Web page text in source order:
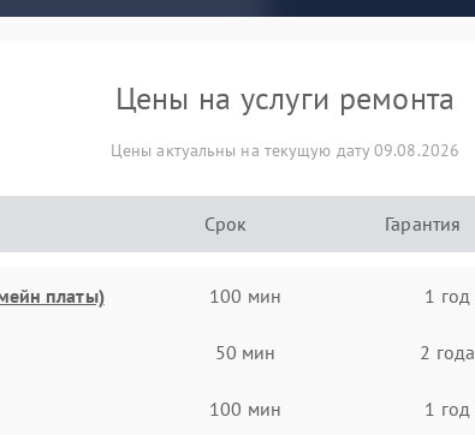
Цены на услуги ремонта
Цены актуальны на текущую дату 09.08.2026
Срок Гарантия
платы) 100 мин 1 год
50 мин 2 года
100 мин 1 год